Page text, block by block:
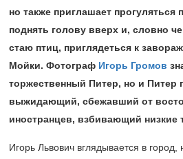
но также приглашает
поднять голову вверх и, словно
стаю птиц, приглядеться к
Мойки. Фотограф Игорь Громов
торжественный Питер, но и Питер
выжидающий, сбежавший от
иностранцев, взбивающий низкие
Игорь Львович вглядывается в